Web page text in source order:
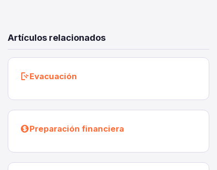
Artículos relacionados
Evacuación
Preparación financiera